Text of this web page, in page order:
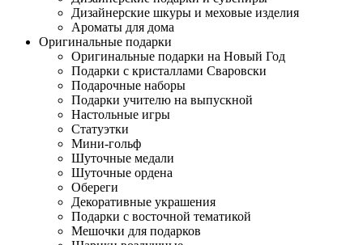
Дизайнерские шкуры и меховые изделия
Ароматы для дома
Оригинальные подарки
Оригинальные подарки на Новый Год
Подарки с кристаллами Сваровски
Подарочные наборы
Подарки учителю на выпускной
Настольные игры
Статуэтки
Мини-гольф
Шуточные медали
Шуточные ордена
Обереги
Декоративные украшения
Подарки с восточной тематикой
Мешочки для подарков